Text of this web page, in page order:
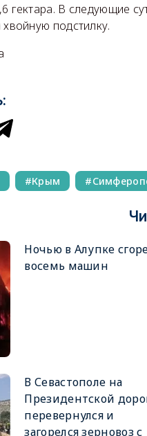
гектара. В следующие
подстилку.
Крым
Ночью в Алупке
восемь машин
В Севастополе на
Президентской
перевернулся и
загорелся зерновоз с